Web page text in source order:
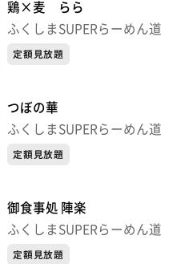
鶏×麦 らら
ふくしまSUPERらーめん道
定額見放題
つぼの華
ふくしまSUPERらーめん道
定額見放題
御食事処 陣楽
ふくしまSUPERらーめん道
定額見放題